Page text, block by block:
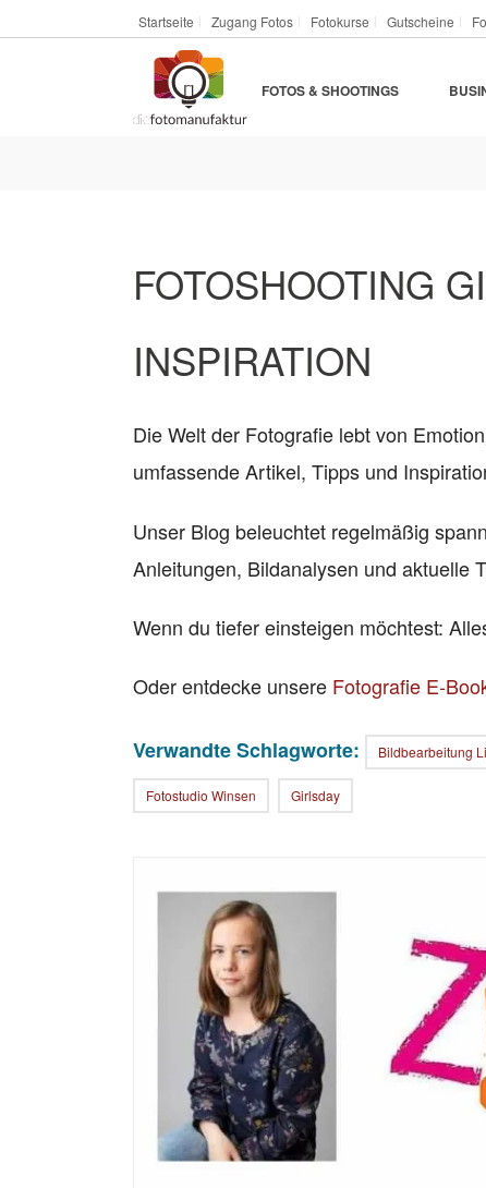
Startseite Zugang Fotos Fotokurse Gutscheine
FOTOS & SHOOTINGS
FOTOSHOOTING
INSPIRATION
Die Welt der Fotografie lebt von
umfassende Artikel, Tipps und
Unser Blog beleuchtet regelmäßig
Anleitungen, Bildanalysen und aktuelle
Wenn du tiefer einsteigen möchtest:
Oder entdecke unsere Fotografie E-
Verwandte Schlagworte: Bildbearbeitung
Fotostudio Winsen Girlsday